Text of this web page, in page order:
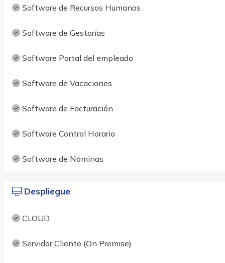
Software de Recursos Humanos
Software de Gestorías
Software Portal del empleado
Software de Vacaciones
Software de Facturación
Software Control Horario
Software de Nóminas
Despliegue
CLOUD
Servidor Cliente (On Premise)